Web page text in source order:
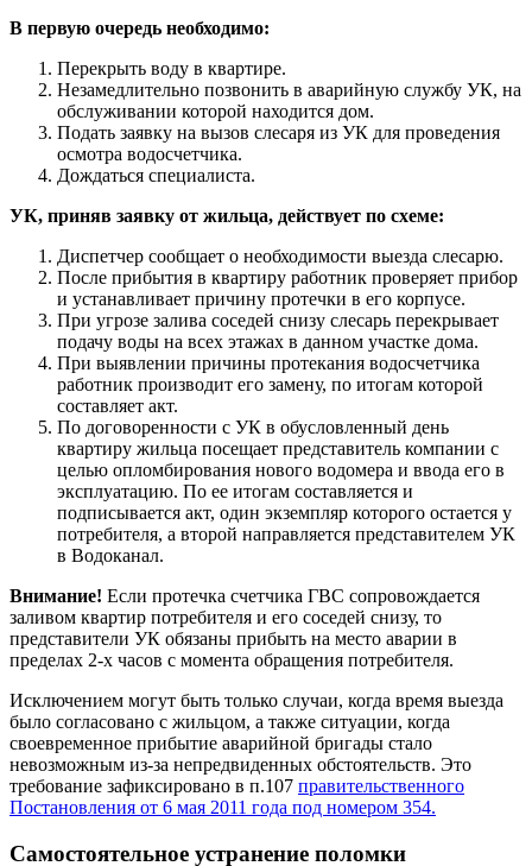
В первую очередь необходимо:
Перекрыть воду в квартире.
Незамедлительно позвонить в аварийную службу УК, на
обслуживании которой находится дом.
Подать заявку на вызов слесаря из УК для проведения
осмотра водосчетчика.
Дождаться специалиста.
УК, приняв заявку от жильца, действует по схеме:
Диспетчер сообщает о необходимости выезда слесарю.
После прибытия в квартиру работник проверяет прибор
и устанавливает причину протечки в его корпусе.
При угрозе залива соседей снизу слесарь перекрывает
подачу воды на всех этажах в данном участке дома.
При выявлении причины протекания водосчетчика
работник производит его замену, по итогам которой
составляет акт.
По договоренности с УК в обусловленный день
квартиру жильца посещает представитель компании с
целью опломбирования нового водомера и ввода его в
эксплуатацию. По ее итогам составляется и
подписывается акт, один экземпляр которого остается у
потребителя, а второй направляется представителем УК
в Водоканал.
Внимание! Если протечка счетчика ГВС сопровождается
заливом квартир потребителя и его соседей снизу, то
представители УК обязаны прибыть на место аварии в
пределах 2-х часов с момента обращения потребителя.
Исключением могут быть только случаи, когда время выезда
было согласовано с жильцом, а также ситуации, когда
своевременное прибытие аварийной бригады стало
невозможным из-за непредвиденных обстоятельств. Это
требование зафиксировано в п.107 правительственного
Постановления от 6 мая 2011 года под номером 354.
Самостоятельное устранение поломки